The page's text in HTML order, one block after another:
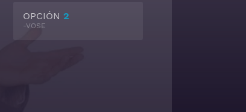
OPCIÓN 2
-VOSE